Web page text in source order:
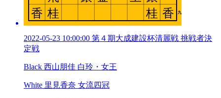
2022-05-23 10:00:00 第４期大成建設杯清麗戦 挑戦者決
定戦
Black 西山朋佳 白玲・女王
White 里見香奈 女流四冠